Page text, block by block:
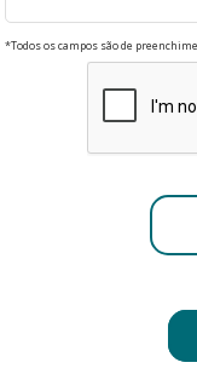
*Todos os campos são de